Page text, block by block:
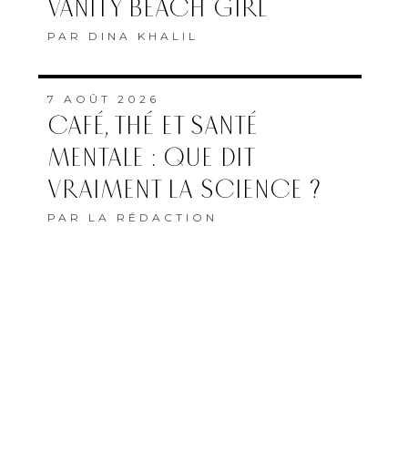
VANITY BEACH GIRL
PAR DINA KHALIL
7 AOÛT 2026
CAFÉ, THÉ ET SANTÉ
MENTALE : QUE DIT
VRAIMENT LA SCIENCE ?
PAR LA RÉDACTION